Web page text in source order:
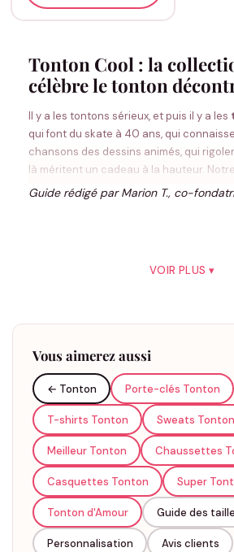
Tonton Cool : la
célèbre le tonton
Il y a les tontons sérieux, et puis il y a les
qui font du skate à 40 ans, qui
chansons des dessins animés, qui
là méritent un cadeau à la hauteur.
Coolrassemble t-shirts, sweats,
coloris. Pour les sorties au parc ou un
Sweats Tonton Cool
Lesweat ou pull Tonton Coolprend le
Coton ouaté.
Casquettes Tonton Cool
Lacasquette Tonton Coolest réglable,
Guide rédigé par Marion T., co-
VOIR PLUS ▾
Vous aimerez aussi
← Tonton Porte-clés Tonton
T-shirts Tonton Sweats Tonton
Meilleur Tonton Chaussettes
Casquettes Tonton Super
Tonton d'Amour Guide des
Personnalisation Avis clients